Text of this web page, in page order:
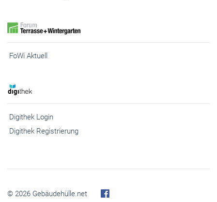
FoWi Aktuell
Digithek Login
Digithek Registrierung
© 2026 Gebäudehülle.net